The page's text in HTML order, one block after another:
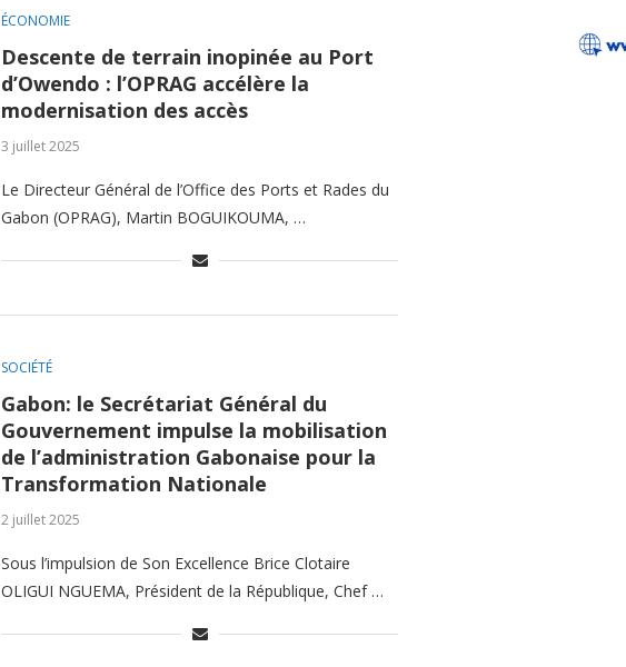
ÉCONOMIE
Descente de terrain inopinée au Port
d’Owendo : l’OPRAG accélère la
modernisation des accès
3 juillet 2025
Le Directeur Général de l’Office des Ports et Rades du
Gabon (OPRAG), Martin BOGUIKOUMA, …
SOCIÉTÉ
Gabon: le Secrétariat Général du
Gouvernement impulse la mobilisation
de l’administration Gabonaise pour la
Transformation Nationale
2 juillet 2025
Sous l’impulsion de Son Excellence Brice Clotaire
OLIGUI NGUEMA, Président de la République, Chef …